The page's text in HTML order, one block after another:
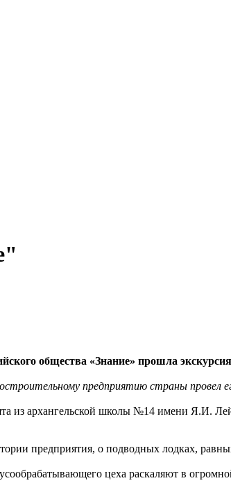
общества «Знание» прошла
предприятию страны провел
из архангельской школы №14 имени Я.И.
предприятия, о подводных лодках,
цеха раскаляют в